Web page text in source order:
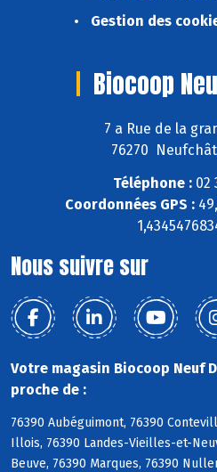
Gestion des
Biocoop
7 a Rue de la
76270
Téléphone : 02
Coordonnées GPS :
Nous suivre sur
Votre magasin Biocoop Neuf
proche de :
76390 Aubéguimont, 76390
Illois, 76390 Landes-Vieilles-et-
Beuve, 76390 Marques, 76390